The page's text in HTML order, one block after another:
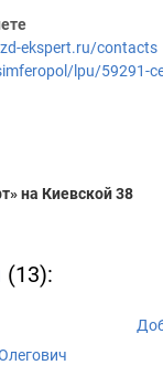
ekspert.ru/contacts
lpu/59291-
на Киевской 38
(13):